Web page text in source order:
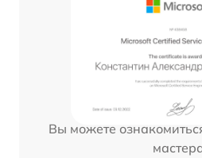
Вы можете